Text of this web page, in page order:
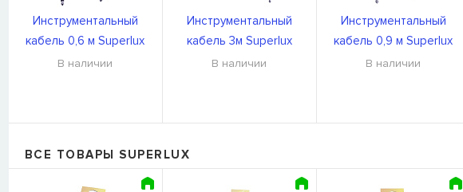
Инструментальный
кабель 0,6 м Superlux
CFI0.6PP
В наличии
Инструментальный
кабель 3м Superlux
CFI3PP
В наличии
Инструментальный
кабель 0,9 м Superlux
CFI0.9PP
В наличии
ВСЕ ТОВАРЫ SUPERLUX